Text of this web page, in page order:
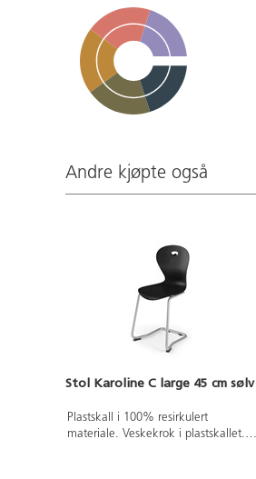
Andre kjøpte også
Stol Karoline C large 45 cm sølv
Plastskall i 100% resirkulert
materiale. Veskekrok i plastskallet.